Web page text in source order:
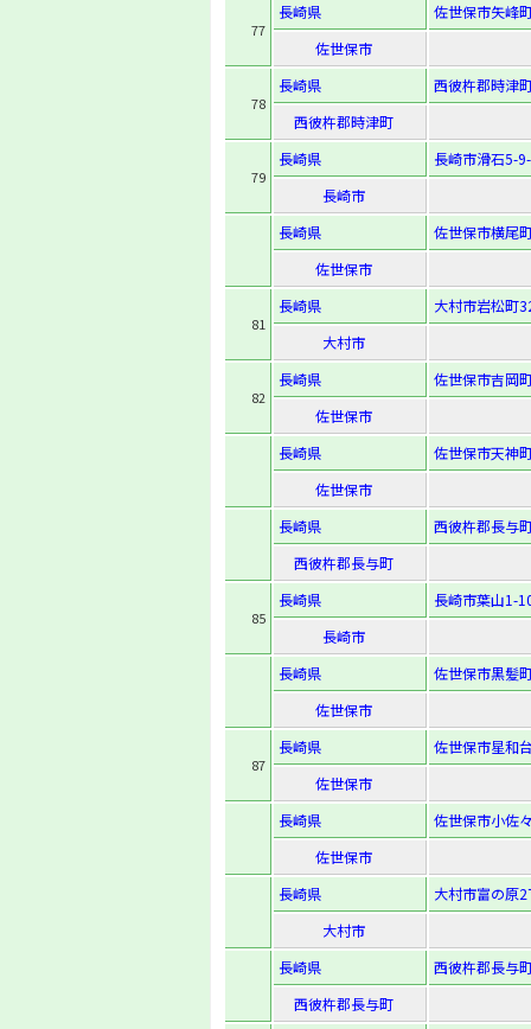
77
長崎県
佐世保市矢峰
佐世保市
78
長崎県
西彼杵郡時津
西彼杵郡時津町
79
長崎県
長崎市滑石5-
長崎市
長崎県
佐世保市横尾
佐世保市
81
長崎県
大村市岩松町
大村市
82
長崎県
佐世保市吉岡
佐世保市
長崎県
佐世保市天神
佐世保市
長崎県
西彼杵郡長与
西彼杵郡長与町
85
長崎県
長崎市葉山1-
長崎市
長崎県
佐世保市黒髪
佐世保市
87
長崎県
佐世保市星和
佐世保市
長崎県
佐世保市小佐
佐世保市
長崎県
大村市富の原
大村市
長崎県
西彼杵郡長与
西彼杵郡長与町